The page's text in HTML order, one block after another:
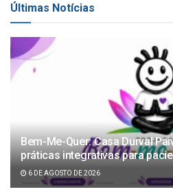
Últimas Notícias
Bem-Me-Quer: Casa Durval
práticas integrativas para
6 DE AGOSTO DE 2026